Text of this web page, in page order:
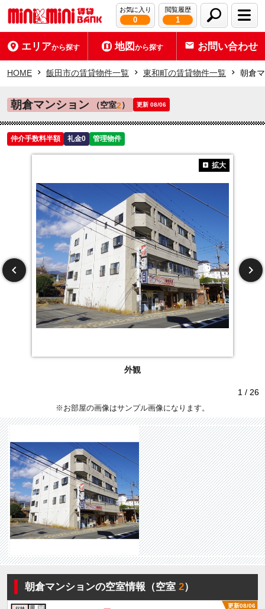
お気に入り
0
閲覧履歴
1
エリアから探す 地図から探す お問い合わせ
HOME 飯田市の賃貸物件一覧 東和町の賃貸物件一覧 朝倉
朝倉マンション （空室2） 更新 08/06
仲介手数料半額 礼金0 管理物件
外観
拡大
1 / 26
※お部屋の画像はサンプル画像になります。
朝倉マンションの空室情報（空室2）
更新08/06